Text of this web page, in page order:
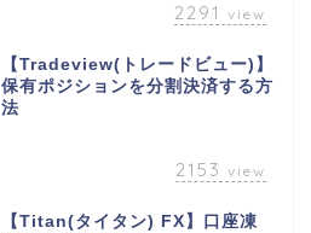
2291 view
【Tradeview(トレードビュー)】
保有ポジションを分割決済する方
法
2153 view
【Titan(タイタン) FX】口座凍